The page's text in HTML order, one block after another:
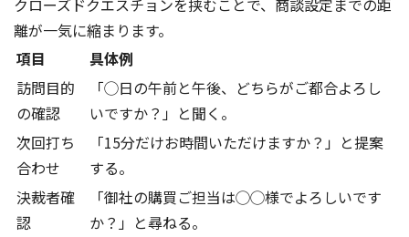
クローズドクエスチョンを挟むことで、商談設定までの距
離が一気に縮まります。
項目
具体例
訪問目的
の確認
「◯日の午前と午後、どちらがご都合よろし
いですか？」と聞く。
次回打ち
合わせ
「15分だけお時間いただけますか？」と提案
する。
決裁者確
認
「御社の購買ご担当は◯◯様でよろしいです
か？」と尋ねる。